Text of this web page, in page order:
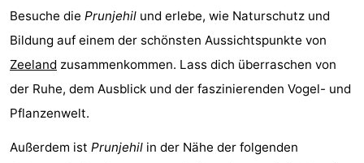
-
Leiden
Bollenstreek
-
Natur
-
Besuche die Prunjehil und erlebe, wie Naturschutz und
Bildung auf einem der schönsten Aussichtspunkte von
Zeeland zusammenkommen. Lass dich überraschen von
der Ruhe, dem Ausblick und der faszinierenden Vogel- und
Pflanzenwelt.
Außerdem ist Prunjehil in der Nähe der folgenden